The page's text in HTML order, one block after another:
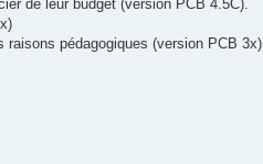
de leur budget (version PCB 4.5C).
raisons pédagogiques (version PCB 3x)